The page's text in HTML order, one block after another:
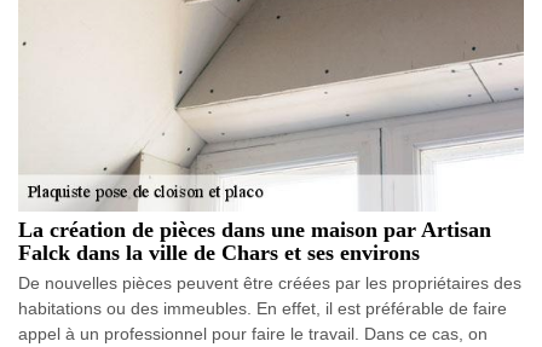
La création de pièces dans une maison par Artisan
Falck dans la ville de Chars et ses environs
De nouvelles pièces peuvent être créées par les propriétaires des
habitations ou des immeubles. En effet, il est préférable de faire
appel à un professionnel pour faire le travail. Dans ce cas, on